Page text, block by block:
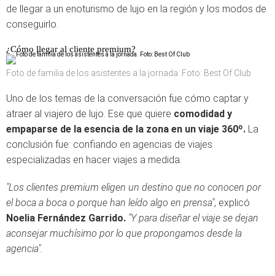
de llegar a un enoturismo de lujo en la región y los modos de
conseguirlo.
¿Cómo llegar al cliente premium?
Foto de familia de los asistentes a la jornada. Foto: Best Of Club
Uno de los temas de la conversación fue cómo captar y
atraer al viajero de lujo. Ese que quiere comodidad y
empaparse de la esencia de la zona en un viaje 360º. La
conclusión fue: confiando en agencias de viajes
especializadas en hacer viajes a medida.
"Los clientes premium eligen un destino que no conocen por
el boca a boca o porque han leído algo en prensa", explicó
Noelia Fernández Garrido. "Y para diseñar el viaje se dejan
aconsejar muchísimo por lo que propongamos desde la
agencia".